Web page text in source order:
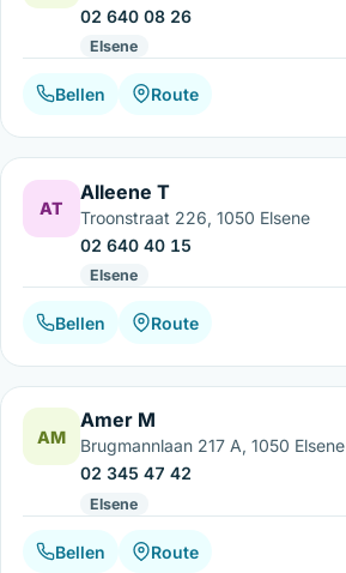
02 640 08 26
Elsene
Bellen Route
AT
Alleene T
Troonstraat 226, 1050 Elsene
02 640 40 15
Elsene
Bellen Route
AM
Amer M
Brugmannlaan 217 A, 1050 Elsene
02 345 47 42
Elsene
Bellen Route